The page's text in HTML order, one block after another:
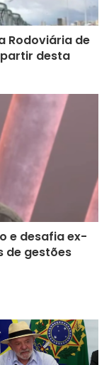
Rodoviária de
desta
e desafia ex-
de gestões